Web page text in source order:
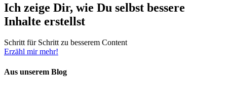
Ich zeige Dir, wie Du selbst bessere
Inhalte erstellst
Schritt für Schritt zu besserem Content
Erzähl mir mehr!
Aus unserem Blog